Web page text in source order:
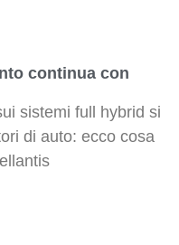
continua con
sistemi full hybrid si
di auto: ecco cosa